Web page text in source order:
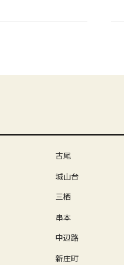
古尾
城山台
三栖
串本
中辺路
新庄町